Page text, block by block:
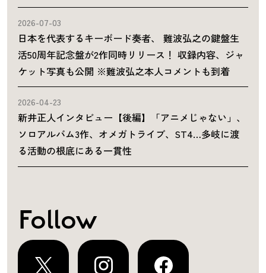
2026-07-03
日本を代表するキーボード奏者、 難波弘之の鍵盤生
活50周年記念盤が2作同時リリース！ 収録内容、ジャ
ケット写真も公開 ※難波弘之本人コメントも到着
2026-04-23
新井正人インタビュー【後編】「アニメじゃない」、
ソロアルバム3作、オメガトライブ、ST4…多岐に渡
る活動の根底にある一貫性
Follow